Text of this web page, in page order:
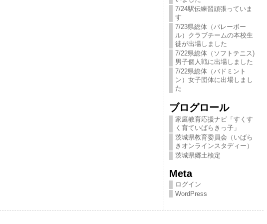
7/24駅伝練習頑張っていま
す
7/23県総体（バレーボー
ル）クラブチームの本校生
徒が出場しました
7/22県総体（ソフトテニス)
男子個人戦に出場しました
7/22県総体（バドミント
ン）女子団体に出場しまし
た
ブログロール
家庭教育応援ナビ「すくす
く育ていばらきっ​子」
茨城県教育委員会（いばら
きオンラインスタディー）
茨城県郷土検定
Meta
ログイン
WordPress